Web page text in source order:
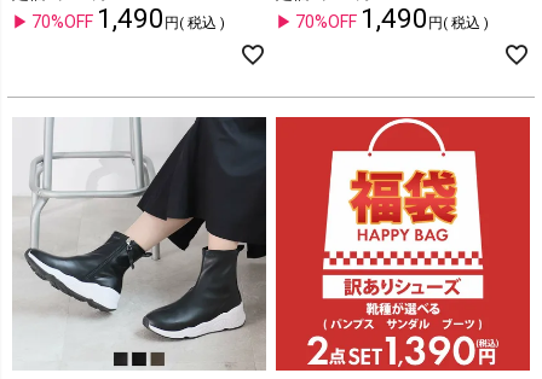
70%OFF 1,490 税込
70%OFF 1,490 税込